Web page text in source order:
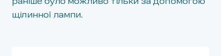
раніше було можливо тільки за допомогою
щілинної лампи.